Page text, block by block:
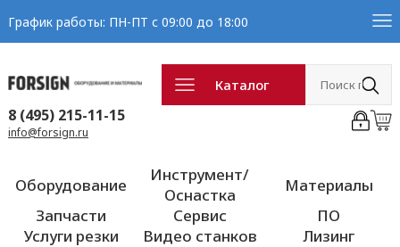
График работы: ПН-ПТ с 09:00 до 18:00
Каталог
8 (495) 215-11-15
info@forsign.ru
Оборудование
Инструмент/
Оснастка
Материалы
Запчасти
Сервис
ПО
Услуги резки
Видео станков Лизинг